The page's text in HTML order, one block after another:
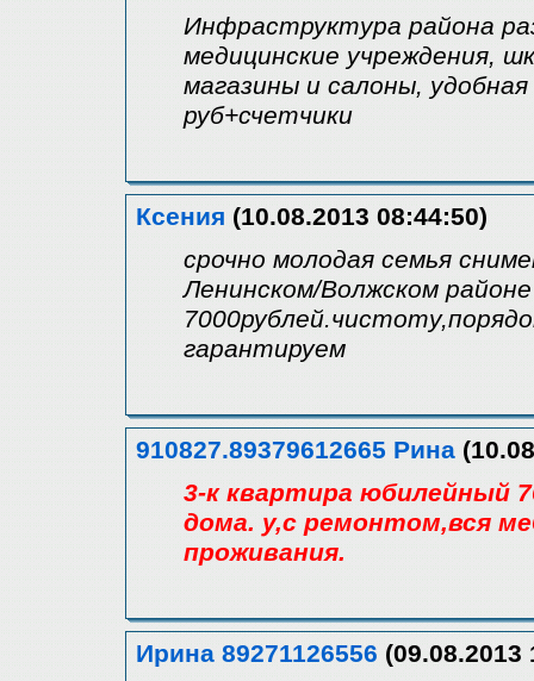
Инфраструктура района
медицинские учреждения,
магазины и салоны,
руб+счетчики
Ксения (10.08.2013 08:44:50)
срочно молодая семья
Ленинском/Волжском
гарантируем
910827.89379612665 Рина
3-к квартира юбилейный
дома. у,с ремонтом,вся
проживания.
Ирина 89271126556 (09.08.2013